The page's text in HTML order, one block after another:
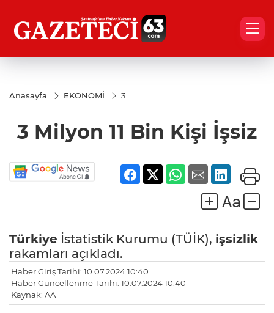
Anasayfa EKONOMİ
3
Kişi
İşsiz
3 Milyon 11 Bin Kişi İşsiz
Türkiye İstatistik Kurumu (TÜİK), işsizlik
rakamları açıkladı.
Haber Giriş Tarihi: 10.07.2024 10:40
Haber Güncellenme Tarihi: 10.07.2024 10:40
Kaynak: AA